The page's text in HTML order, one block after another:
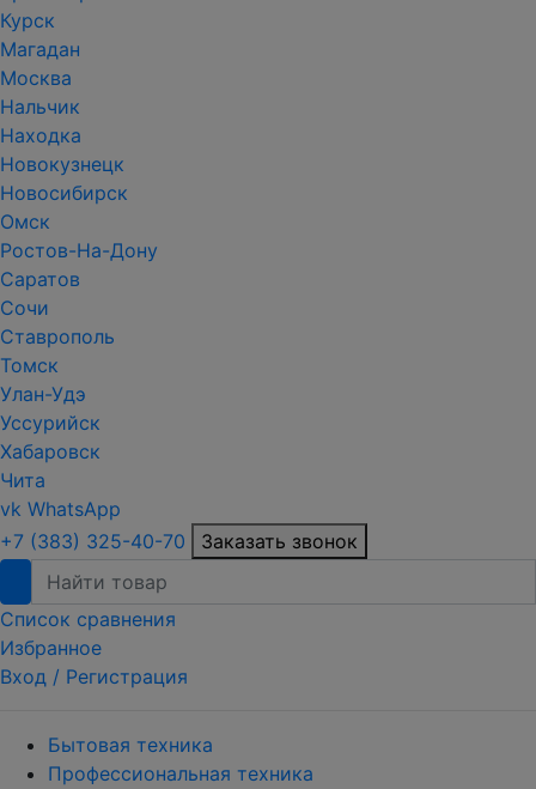
Курск
Магадан
Москва
Нальчик
Находка
Новокузнецк
Новосибирск
Омск
Ростов-На-Дону
Саратов
Сочи
Ставрополь
Томск
Улан-Удэ
Уссурийск
Хабаровск
Чита
vk WhatsApp
+7 (383) 325-40-70
Заказать звонок
Список сравнения
Избранное
Вход / Регистрация
Бытовая техника
Профессиональная техника